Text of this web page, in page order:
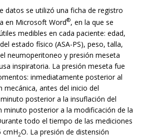
datos se utilizó una ficha de registro
en Microsoft Word®, en la que se
medibles en cada paciente: edad,
estado físico (ASA-PS), peso, talla,
neumoperitoneo y presión meseta
inspiratoria. La presión meseta fue
inmediatamente posterior al
mecánica, antes del inicio del
posterior a la insuflación del
minuto posterior a la modificación de la
todo el tiempo de las mediciones
cmH2O. La presión de distensión